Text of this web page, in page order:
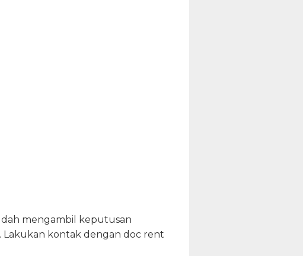
mengambil keputusan
Lakukan kontak dengan doc rent